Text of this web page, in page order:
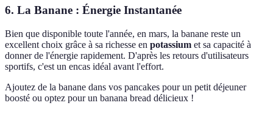
6. La Banane : Énergie Instantanée
Bien que disponible toute l'année, en mars, la banane reste un
excellent choix grâce à sa richesse en potassium et sa capacité à
donner de l'énergie rapidement. D'après les retours d'utilisateurs
sportifs, c'est un encas idéal avant l'effort.
Ajoutez de la banane dans vos pancakes pour un petit déjeuner
boosté ou optez pour un banana bread délicieux !